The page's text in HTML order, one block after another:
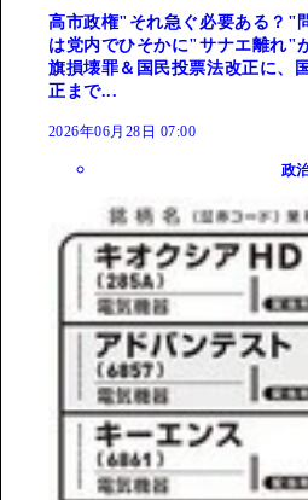
高市政権"それ急ぐ必要ある？"
は党内でひそかに"サナエ離れ"
旗損壊罪＆国民投票法改正に、
正まで...
2026年06月28日 07:00
政